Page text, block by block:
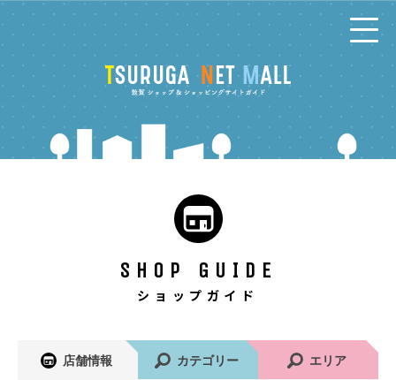
コ
ン
テ
ン
ツ
へ
SHOP GUIDE
ショップガイド
店舗情報 カテゴリー エリア